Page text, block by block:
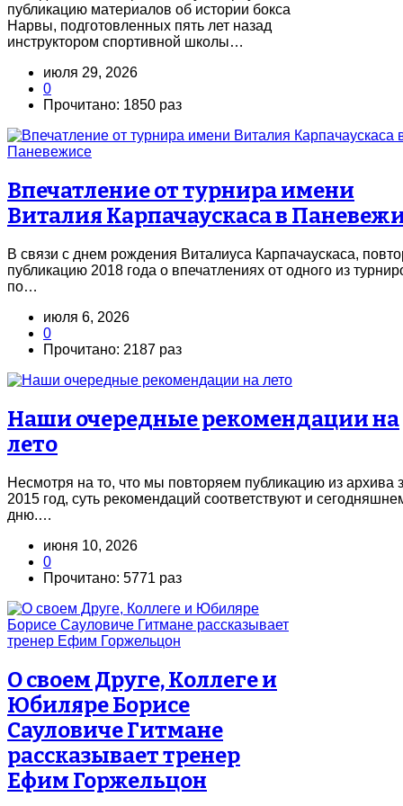
публикацию материалов об истории бокса
Нарвы, подготовленных пять лет назад
инструктором спортивной школы…
июля 29, 2026
0
Прочитано: 1850 раз
Впечатление от турнира имени
Виталия Карпачаускаса в
В связи с днем рождения Виталиуса Карпачаускаса,
публикацию 2018 года о впечатлениях от одного из
по…
июля 6, 2026
0
Прочитано: 2187 раз
Наши очередные рекомендации на
лето
Несмотря на то, что мы повторяем публикацию из архива
2015 год, суть рекомендаций соответствуют и
дню.…
июня 10, 2026
0
Прочитано: 5771 раз
О своем Друге, Коллеге и
Юбиляре Борисе
Сауловиче Гитмане
рассказывает тренер
Ефим Горжельцон